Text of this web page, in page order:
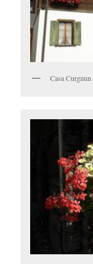
Casa Curgnun